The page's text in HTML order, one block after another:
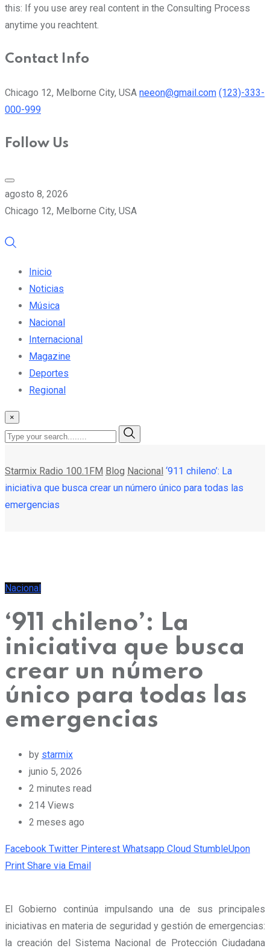
this: If you use arey real content in the Consulting Process
anytime you reachtent.
Contact Info
Chicago 12, Melborne City, USA neeon@gmail.com (123)-333-
000-999
Follow Us
agosto 8, 2026
Chicago 12, Melborne City, USA
Inicio
Noticias
Música
Nacional
Internacional
Magazine
Deportes
Regional
×
Starmix Radio 100.1FM Blog Nacional ‘911 chileno’: La
iniciativa que busca crear un número único para todas las
emergencias
Nacional
‘911 chileno’: La
iniciativa que busca
crear un número
único para todas las
emergencias
by starmix
junio 5, 2026
2 minutes read
214 Views
2 meses ago
Facebook Twitter Pinterest Whatsapp Cloud StumbleUpon
Print Share via Email
El Gobierno continúa impulsando una de sus principales
iniciativas en materia de seguridad y gestión de emergencias:
la creación del Sistema Nacional de Protección Ciudadana